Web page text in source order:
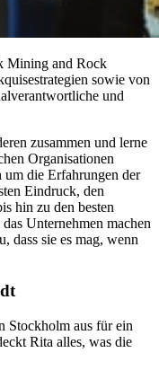
Mining and Rock
sowie von
und
zusammen und lerne
Organisationen
um die Erfahrungen der
Eindruck, den
hin zu den besten
Unternehmen machen
dass sie es mag, wenn
Stockholm aus für ein
Rita alles, was die